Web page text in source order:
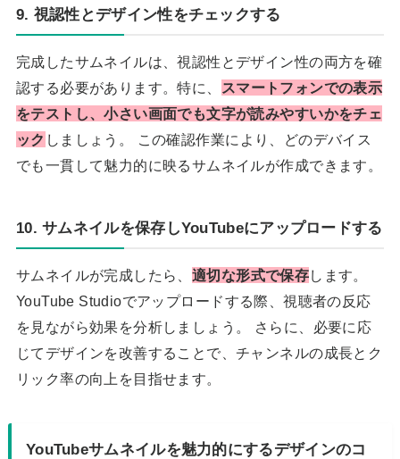
9. 視認性とデザイン性をチェックする
完成したサムネイルは、視認性とデザイン性の両方を確
認する必要があります。特に、
スマートフォンでの表示
をテストし、小さい画面でも文字が読みやすいかをチェ
ック しましょう。 この確認作業により、どのデバイス
でも一貫して魅力的に映るサムネイルが作成できます。
10. サムネイルを保存しYouTubeにアップロードする
サムネイルが完成したら、 適切な形式で保存します。
YouTube Studioでアップロードする際、視聴者の反応
を見ながら効果を分析しましょう。 さらに、必要に応
じてデザインを改善することで、チャンネルの成長とク
リック率の向上を目指せます。
YouTubeサムネイルを魅力的にするデザインのコ